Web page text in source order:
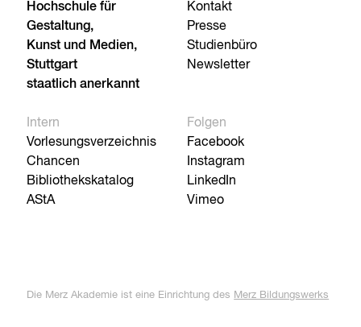
Hochschule für
Gestaltung,
Kunst und Medien,
Stuttgart
staatlich anerkannt
Kontakt
Presse
Studienbüro
Newsletter
Intern
Vorlesungsverzeichnis
Chancen
Bibliothekskatalog
AStA
Folgen
Facebook
Instagram
LinkedIn
Vimeo
Die Merz Akademie ist eine Einrichtung des Merz Bildungswerks